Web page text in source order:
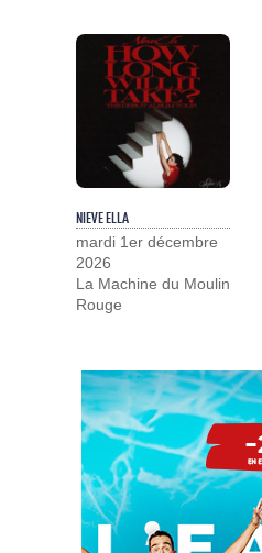
NIEVE ELLA
mardi 1er décembre
2026
La Machine du Moulin
Rouge